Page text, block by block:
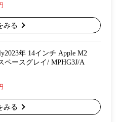
みる
年 14インチ Apple M2
ペースグレイ/ MPHG3J/A
みる